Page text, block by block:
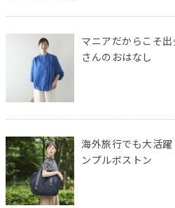
マニアだからこそ
さんのおはなし
海外旅行でも大活
ンプルボストン